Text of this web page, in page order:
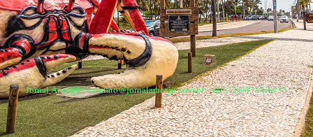
Jornal Aracaju –contato@jornalaracaju.com.br– tel.(11)91754-6532